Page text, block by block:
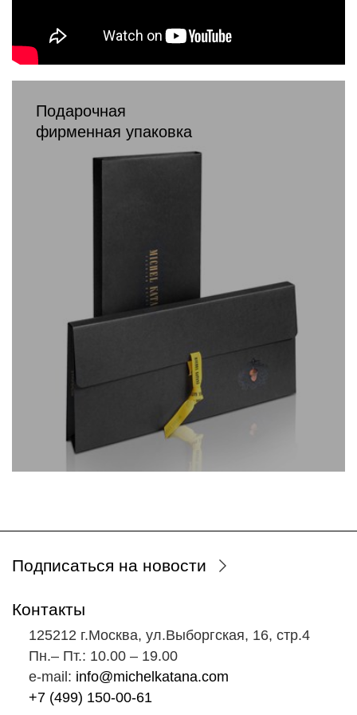
Подарочная
фирменная упаковка
Подписаться на новости
Контакты
125212 г.Москва, ул.Выборгская, 16, стр.4
Пн.‒ Пт.: 10.00 ‒ 19.00
e-mail: info@michelkatana.com
+7 (499) 150-00-61